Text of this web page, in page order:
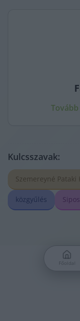
Kulcsszavak:
Szemereyné Pataki
közgyűlés
Főoldal